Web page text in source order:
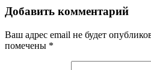
Добавить комментарий
Ваш адрес email не будет
помечены *